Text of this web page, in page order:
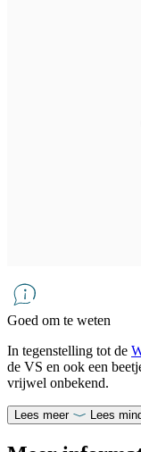
Goed om te weten
In tegenstelling tot de
de VS en ook een
vrijwel onbekend.
Lees meer Lees